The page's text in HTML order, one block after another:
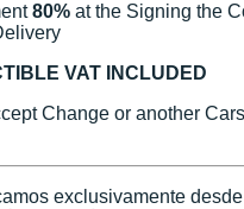
80% at the Signing the
VAT INCLUDED
Change or another
exclusivamente